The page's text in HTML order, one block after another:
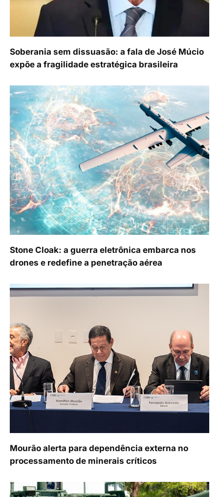
Soberania sem dissuasão: a fala de José Múcio
expõe a fragilidade estratégica brasileira
Stone Cloak: a guerra eletrônica embarca nos
drones e redefine a penetração aérea
Mourão alerta para dependência externa no
processamento de minerais críticos